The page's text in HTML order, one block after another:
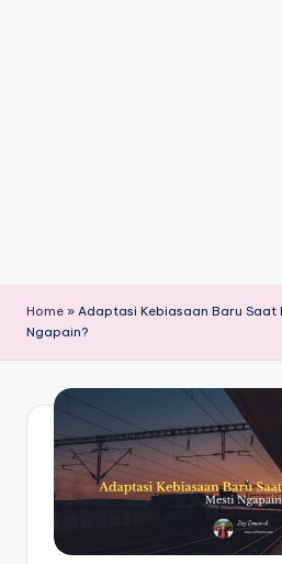
Home » Adaptasi Kebiasaan Baru Saat
Ngapain?